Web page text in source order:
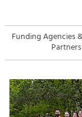
Suche
Impressum
Kontakt
Tourism
Offer
Art &
Crafts,
Funding Agencies